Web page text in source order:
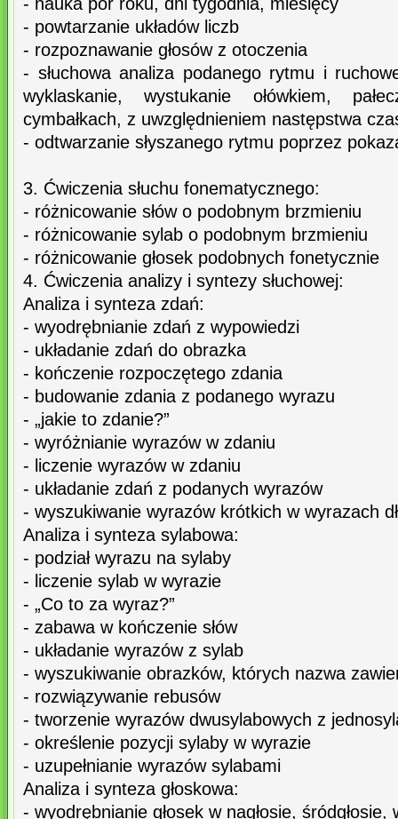
- powtarzanie układów liczb
- rozpoznawanie głosów z otoczenia
- słuchowa analiza podanego rytmu i
wyklaskanie, wystukanie ołówkiem,
cymbałkach, z uwzględnieniem następstwa
- odtwarzanie słyszanego rytmu poprzez
3. Ćwiczenia słuchu fonematycznego:
- różnicowanie słów o podobnym brzmieniu
- różnicowanie sylab o podobnym brzmieniu
- różnicowanie głosek podobnych fonetycznie
4. Ćwiczenia analizy i syntezy słuchowej:
Analiza i synteza zdań:
- wyodrębnianie zdań z wypowiedzi
- układanie zdań do obrazka
- kończenie rozpoczętego zdania
- budowanie zdania z podanego wyrazu
- „jakie to zdanie?”
- wyróżnianie wyrazów w zdaniu
- liczenie wyrazów w zdaniu
- układanie zdań z podanych wyrazów
- wyszukiwanie wyrazów krótkich w wyrazach
Analiza i synteza sylabowa:
- podział wyrazu na sylaby
- liczenie sylab w wyrazie
- „Co to za wyraz?”
- zabawa w kończenie słów
- układanie wyrazów z sylab
- wyszukiwanie obrazków, których nazwa
- rozwiązywanie rebusów
- tworzenie wyrazów dwusylabowych z
- określenie pozycji sylaby w wyrazie
- uzupełnianie wyrazów sylabami
Analiza i synteza głoskowa:
- wyodrębnianie głosek w nagłosie, śródgłosie,